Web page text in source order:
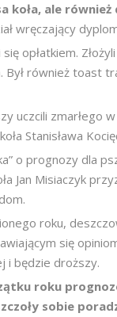
koła, ale również
wręczający
opłatkiem.
Był również toast
uczcili zmarłego
Stanisława
o prognozy dla
Jan Misiaczyk
roku,
się
i będzie droższy.
roku
sobie